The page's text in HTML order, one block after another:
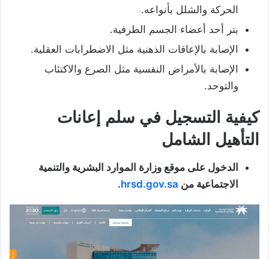
الحركة والشلل بأنواعه.
بتر أحد أعضاء الجسم الطرفية.
الإصابة بالإعاقات الذهنية مثل الاضطرابات العقلية.
الإصابة بالأمراض النفسية مثل الصرع والاكتئاب
والتوحد.
كيفية التسجيل في سلم إعانات
التأهيل الشامل
الدخول على موقع وزارة الموارد البشرية والتنمية
الاجتماعية من hrsd.gov.sa
.